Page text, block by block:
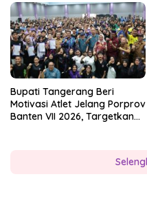
Bupati Tangerang Beri
Motivasi Atlet Jelang Porprov
Banten VII 2026, Targetkan